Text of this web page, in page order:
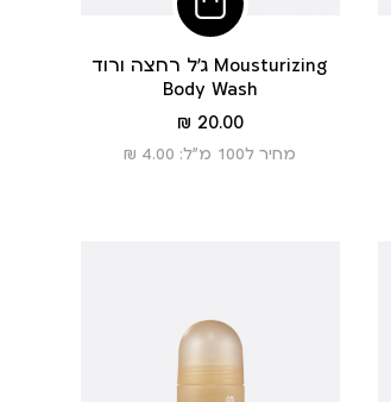
הוסיפי
לסל
ג’ל רחצה ורוד Mousturizing
Body Wash
מחיר
מוצר
20.00 ₪
מחיר ל100 מ”ל: 4.00 ₪